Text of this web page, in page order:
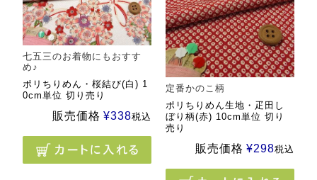
七五三のお着物にもおすす
め♪
ポリちりめん・桜結び(白) 1
0cm単位 切り売り
販売価格 ¥338税込
定番かのこ柄
ポリちりめん生地・疋田し
ぼり柄(赤) 10cm単位 切り
売り
販売価格 ¥298税込